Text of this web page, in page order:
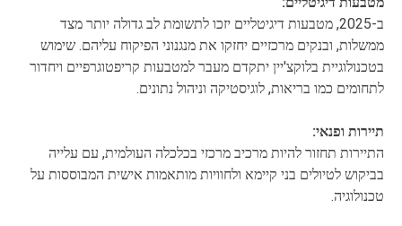
ב-2025, מטבעות דיגיטליים יזכו לתשומת לב גדולה יותר מצד
ממשלות, ובנקים מרכזיים יחזקו את מנגנוני הפיקוח עליהם. שימוש
בטכנולוגיית בלוקצ'יין יתקדם מעבר למטבעות קריפטוגרפיים ויחדור
לתחומים כמו בריאות, לוגיסטיקה וניהול נתונים.
תיירות ופנאי:
התיירות תחזור להיות מרכיב מרכזי בכלכלה העולמית, עם עלייה
בביקוש לטיולים בני קיימא ולחוויות מותאמות אישית המבוססות על
טכנולוגיה.